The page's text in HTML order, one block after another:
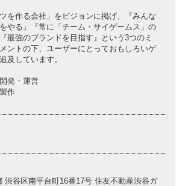
を作る会社」をビジョンに掲げ、『みんな
やる』『常に「チーム・サイゲームス」の
最強のブランドを目指す』という3つのミ
ントの下、ユーザーにとっておもしろいゲ
及しています。
発・運営
作
渋谷区南平台町16番17号 住友不動産渋谷ガ